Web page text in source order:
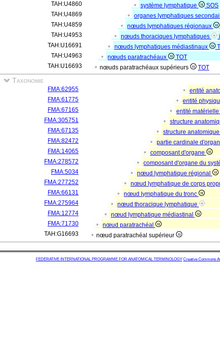
TAH:U4860
système lymphatique
SOS
TAH:U4869
organes lymphatiques
TAH:U4859
nœuds lymphatiques régionaux
TAH:U4953
nœuds thoraciques lymphatiques
TAH:U16691
nœuds lymphatiques médiastinaux
TAH:U4963
nœuds paratrachéaux
TOT
TAH:U16693
nœuds paratrachéaux supérieurs TOT
Taxonomie
FMA:62955
entité
FMA:61775
entité
FMA:67165
entité matérielle
FMA:305751
structure
FMA:67135
structure
FMA:82472
partie cardinale
FMA:14065
composant d'organe
FMA:278572
composant d'organe du
FMA:5034
nœud lymphatique régional
FMA:277252
nœud lymphatique de corps
FMA:66131
nœud lymphatique du tronc
FMA:275964
nœud thoracique lymphatique
FMA:12774
nœud lymphatique médiastinal
FMA:71730
nœud paratrachéal
TAH:G16693
nœud paratrachéal supérieur
FEDERATIVE INTERNATIONAL PROGRAMME FOR ANATOMICAL TERMINOLOGY Creative Commons